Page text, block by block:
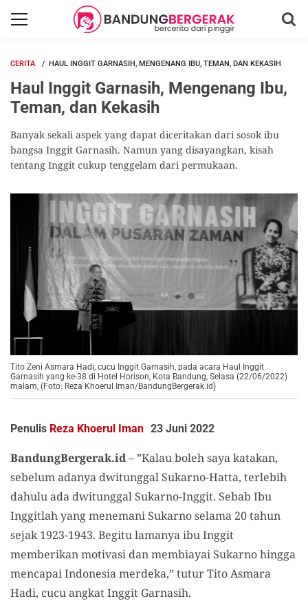
CERITA HAUL INGGIT GARNASIH, MENGENANG IBU, TEMAN, DAN KEKASIH
Haul Inggit Garnasih, Mengenang Ibu,
Teman, dan Kekasih
Banyak sekali aspek yang dapat diceritakan dari sosok ibu
bangsa Inggit Garnasih. Namun yang disayangkan, kisah
tentang Inggit cukup tenggelam dari permukaan.
Tito Zeni Asmara Hadi, cucu Inggit Garnasih, pada acara Haul Inggit
Garnasih yang ke-38 di Hotel Horison, Kota Bandung, Selasa (22/06/2022)
malam, (Foto: Reza Khoerul Iman/BandungBergerak.id)
Penulis Reza Khoerul Iman 23 Juni 2022
BandungBergerak.id– ”Kalau boleh saya katakan,
sebelum adanya dwitunggal Sukarno-Hatta, terlebih
dahulu ada dwitunggal Sukarno-Inggit. Sebab Ibu
Inggitlah yang menemani Sukarno selama 20 tahun
sejak 1923-1943. Begitu lamanya ibu Inggit
memberikan motivasi dan membiayai Sukarno hingga
mencapai Indonesia merdeka,” tutur Tito Asmara
Hadi, cucu angkat Inggit Garnasih.